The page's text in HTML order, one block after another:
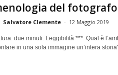
del fotografo
Salvatore Clemente - 12 Maggio 2019
due minuti. Leggibilità ***. Qual è
in una sola immagine un’intera